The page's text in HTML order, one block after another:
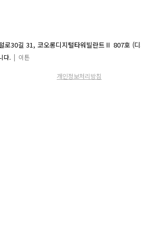
로30길 31, 코오롱디지털타워빌란트Ⅱ 807
다. | 이튼
개인정보처리방침